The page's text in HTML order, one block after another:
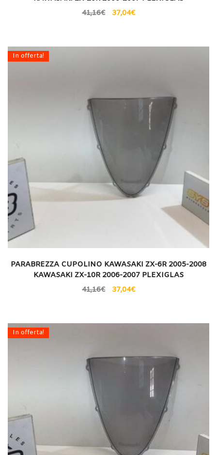
41,16€ 37,04€
In offerta!
PARABREZZA CUPOLINO KAWASAKI ZX-6R 2005-2008
KAWASAKI ZX-10R 2006-2007 PLEXIGLAS
41,16€ 37,04€
In offerta!